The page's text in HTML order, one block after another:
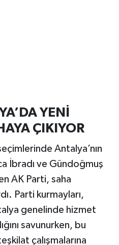
YENİ
ÇIKIYOR
Antalya’nın
İbradı ve Gündoğmuş
AK Parti, saha
Parti kurmayları,
genelinde hizmet
savunurken, bu
çalışmalarına